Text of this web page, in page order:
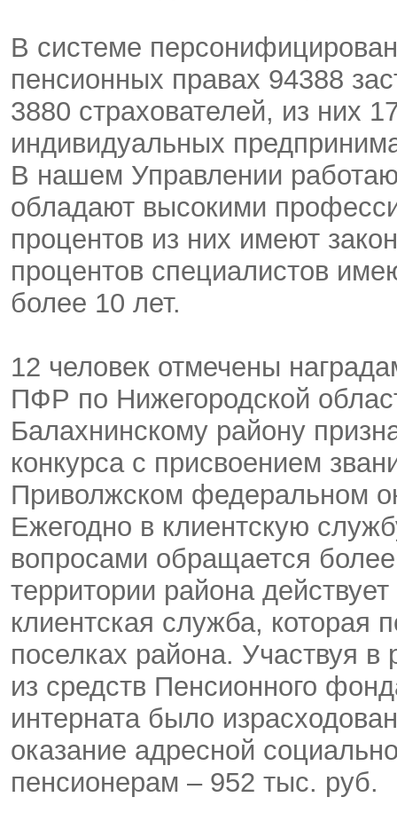
В системе
пенсионных правах 94388
3880 страхователей, из них
индивидуальных
В нашем Управлении
обладают высокими
процентов из них имеют
процентов специалистов
более 10 лет.
12 человек отмечены
ПФР по Нижегородской
Балахнинскому району
конкурса с присвоением
Приволжском федеральном
Ежегодно в клиентскую
вопросами обращается
территории района
клиентская служба, которая
поселках района. Участвуя
из средств Пенсионного
интерната было
оказание адресной
пенсионерам – 952 тыс. руб.